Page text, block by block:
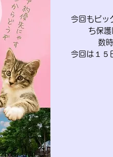
今回もビッ
ち保
数
今回は１５